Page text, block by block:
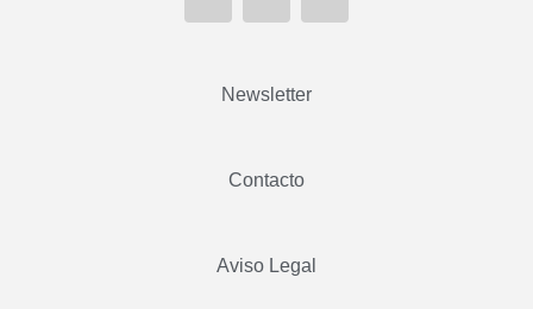
Newsletter
Contacto
Aviso Legal